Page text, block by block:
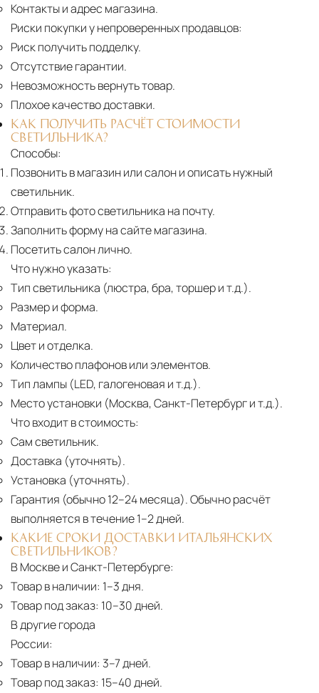
Контакты и адрес магазина.
Риски покупки у непроверенных продавцов:
Риск получить подделку.
Отсутствие гарантии.
Невозможность вернуть товар.
Плохое качество доставки.
КАК ПОЛУЧИТЬ РАСЧЁТ СТОИМОСТИ
СВЕТИЛЬНИКА?
Способы:
Позвонить в магазин или салон и описать нужный
светильник.
Отправить фото светильника на почту.
Заполнить форму на сайте магазина.
Посетить салон лично.
Что нужно указать:
Тип светильника (люстра, бра, торшер и т.д.).
Размер и форма.
Материал.
Цвет и отделка.
Количество плафонов или элементов.
Тип лампы (LED, галогеновая и т.д.).
Место установки (Москва, Санкт-Петербург и т.д.).
Что входит в стоимость:
Сам светильник.
Доставка (уточнять).
Установка (уточнять).
Гарантия (обычно 12–24 месяца).Обычно расчёт
выполняется в течение 1–2 дней.
КАКИЕ СРОКИ ДОСТАВКИ ИТАЛЬЯНСКИХ
СВЕТИЛЬНИКОВ?
В Москве и Санкт-Петербурге:
Товар в наличии: 1–3 дня.
Товар под заказ: 10–30 дней.
В другие города
России:
Товар в наличии: 3–7 дней.
Товар под заказ: 15–40 дней.